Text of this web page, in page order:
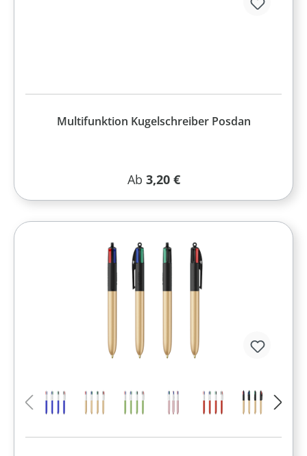
Multifunktion Kugelschreiber Posdan
Regulärer Preis:
Ab 3,20 €